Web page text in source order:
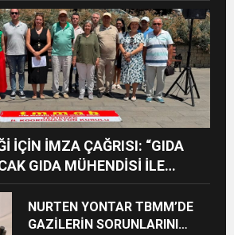
İÇİN İMZA ÇAĞRISI: “GIDA
GIDA MÜHENDİSİ İLE
NURTEN YONTAR TBMM’DE
GAZİLERİN SORUNLARINI